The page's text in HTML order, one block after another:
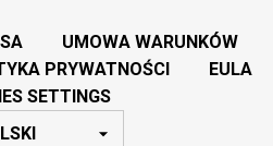
UMOWA WARUNKÓW
PRYWATNOŚCI
EULA
SETTINGS